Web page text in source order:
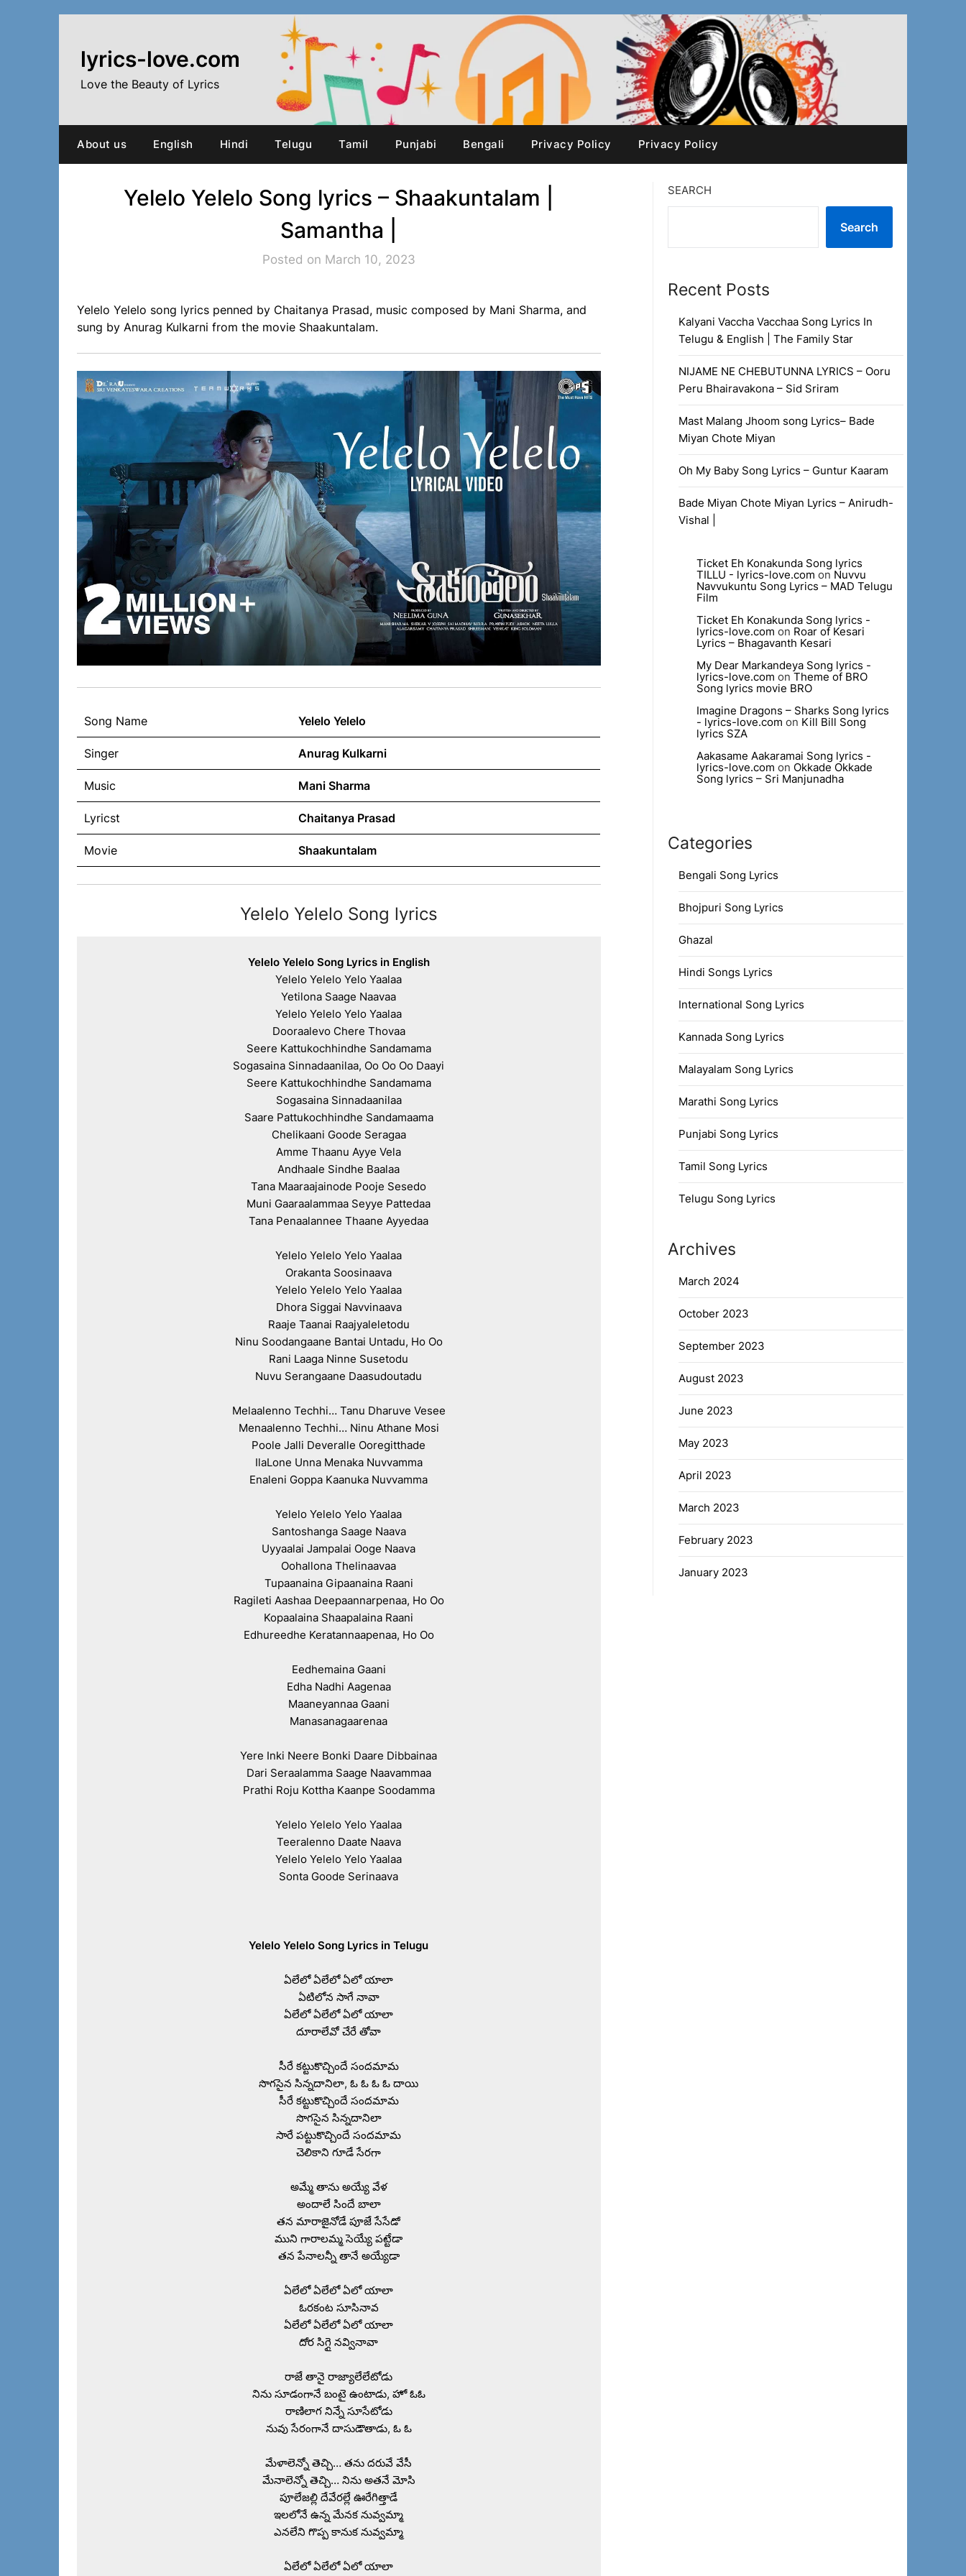
lyrics-love.com
Love the Beauty of Lyrics
About us English Hindi Telugu Tamil Punjabi Bengali Privacy Policy Privacy Policy
Yelelo Yelelo Song lyrics – Shaakuntalam |
Samantha |
Posted on March 10, 2023
Yelelo Yelelo song lyrics penned by Chaitanya Prasad, music composed by Mani Sharma, and
sung by Anurag Kulkarni from the movie Shaakuntalam.
Song Name Yelelo Yelelo
Singer Anurag Kulkarni
Music Mani Sharma
Lyricst Chaitanya Prasad
Movie Shaakuntalam
Yelelo Yelelo Song lyrics
Yelelo Yelelo Song Lyrics in English
Yelelo Yelelo Yelo Yaalaa
Yetilona Saage Naavaa
Yelelo Yelelo Yelo Yaalaa
Dooraalevo Chere Thovaa
Seere Kattukochhindhe Sandamama
Sogasaina Sinnadaanilaa, Oo Oo Oo Daayi
Seere Kattukochhindhe Sandamama
Sogasaina Sinnadaanilaa
Saare Pattukochhindhe Sandamaama
Chelikaani Goode Seragaa
Amme Thaanu Ayye Vela
Andhaale Sindhe Baalaa
Tana Maaraajainode Pooje Sesedo
Muni Gaaraalammaa Seyye Pattedaa
Tana Penaalannee Thaane Ayyedaa
Yelelo Yelelo Yelo Yaalaa
Orakanta Soosinaava
Yelelo Yelelo Yelo Yaalaa
Dhora Siggai Navvinaava
Raaje Taanai Raajyaleletodu
Ninu Soodangaane Bantai Untadu, Ho Oo
Rani Laaga Ninne Susetodu
Nuvu Serangaane Daasudoutadu
Melaalenno Techhi… Tanu Dharuve Vesee
Menaalenno Techhi… Ninu Athane Mosi
Poole Jalli Deveralle Ooregitthade
IlaLone Unna Menaka Nuvvamma
Enaleni Goppa Kaanuka Nuvvamma
Yelelo Yelelo Yelo Yaalaa
Santoshanga Saage Naava
Uyyaalai Jampalai Ooge Naava
Oohallona Thelinaavaa
Tupaanaina Gipaanaina Raani
Ragileti Aashaa Deepaannarpenaa, Ho Oo
Kopaalaina Shaapalaina Raani
Edhureedhe Keratannaapenaa, Ho Oo
Eedhemaina Gaani
Edha Nadhi Aagenaa
Maaneyannaa Gaani
Manasanagaarenaa
Yere Inki Neere Bonki Daare Dibbainaa
Dari Seraalamma Saage Naavammaa
Prathi Roju Kottha Kaanpe Soodamma
Yelelo Yelelo Yelo Yaalaa
Teeralenno Daate Naava
Yelelo Yelelo Yelo Yaalaa
Sonta Goode Serinaava
ఏలేలో ఏలేలో ఏలో యాలా
ఏటిలోన సాగే నావా
ఏలేలో ఏలేలో ఏలో యాలా
దూరాలేవో చేరే తోవా
సీరే కట్టుకొచ్చిందే సందమామ
సొగసైన సిన్నదానిలా, ఓ ఓ ఓ ఓ దాయి
సీరే కట్టుకొచ్చిందే సందమామ
సొగసైన సిన్నదానిలా
సారే పట్టుకొచ్చిందే సందమామ
చెలికాని గూడే సేరగా
అమ్మే తాను అయ్యే వేళ
అందాలే సిందే బాలా
తన మారాజైనోడే పూజే సేసేడో
ముని గారాలమ్మ సెయ్యే పట్టేడా
తన పేనాలన్నీ తానే అయ్యేడా
ఏలేలో ఏలేలో ఏలో యాలా
ఓరకంట సూసినావ
ఏలేలో ఏలేలో ఏలో యాలా
దోర సిగ్గై నవ్వినావా
రాజే తానై రాజ్యాలేలేటోడు
నిను సూడంగానే బంటై ఉంటాడు, హో ఓఓ
రాణిలాగ నిన్నే సూసేటోడు
నువు సేరంగానే దాసుడౌతాడు, ఓ ఓ
మేళాలెన్నో తెచ్చి… తను దరువే వేసీ
మేనాలెన్నో తెచ్చి… నిను అతనే మోసి
పూలేజల్లి దేవేరల్లే ఊరేగిత్తాడే
ఇలలోనే ఉన్న మేనక నువ్వమ్మా
ఎనలేని గొప్ప కానుక నువ్వమ్మా
ఏలేలో ఏలేలో ఏలో యాలా
SEARCH
Search
Recent Posts
Kalyani Vaccha Vacchaa Song Lyrics In
Telugu & English | The Family Star
NIJAME NE CHEBUTUNNA LYRICS – Ooru
Peru Bhairavakona – Sid Sriram
Mast Malang Jhoom song Lyrics– Bade
Miyan Chote Miyan
Oh My Baby Song Lyrics – Guntur Kaaram
Bade Miyan Chote Miyan Lyrics – Anirudh-
Vishal |
Ticket Eh Konakunda Song lyrics
TILLU - lyrics-love.com on Nuvvu
Navvukuntu Song Lyrics – MAD Telugu
Film
Ticket Eh Konakunda Song lyrics -
lyrics-love.com on Roar of Kesari
Lyrics – Bhagavanth Kesari
My Dear Markandeya Song lyrics -
lyrics-love.com on Theme of BRO
Song lyrics movie BRO
Imagine Dragons – Sharks Song lyrics
- lyrics-love.com on Kill Bill Song
lyrics SZA
Aakasame Aakaramai Song lyrics -
lyrics-love.com on Okkade Okkade
Song lyrics – Sri Manjunadha
Categories
Bengali Song Lyrics
Bhojpuri Song Lyrics
Ghazal
Hindi Songs Lyrics
International Song Lyrics
Kannada Song Lyrics
Malayalam Song Lyrics
Marathi Song Lyrics
Punjabi Song Lyrics
Tamil Song Lyrics
Telugu Song Lyrics
Archives
March 2024
October 2023
September 2023
August 2023
June 2023
May 2023
April 2023
March 2023
February 2023
January 2023